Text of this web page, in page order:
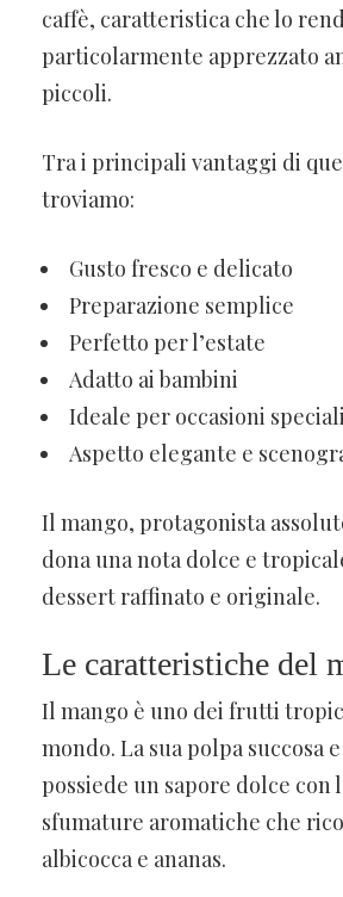
caffè, caratteristica che lo
particolarmente apprezzato
piccoli.
Tra i principali vantaggi di
troviamo:
Gusto fresco e delicato
Preparazione semplice
Perfetto per l’estate
Adatto ai bambini
Ideale per occasioni speciali
Aspetto elegante e
Il mango, protagonista
dona una nota dolce e
dessert raffinato e originale.
Le caratteristiche del
Il mango è uno dei frutti
mondo. La sua polpa succosa
possiede un sapore dolce con
sfumature aromatiche che
albicocca e ananas.